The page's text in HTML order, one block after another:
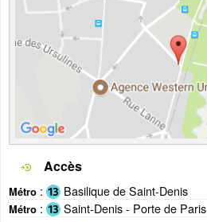
Accès
Métro : Basilique de Saint-Denis
Métro : Saint-Denis - Porte de Paris